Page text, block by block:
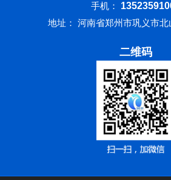
手机：
地址： 河南省郑州市巩义市
二维码